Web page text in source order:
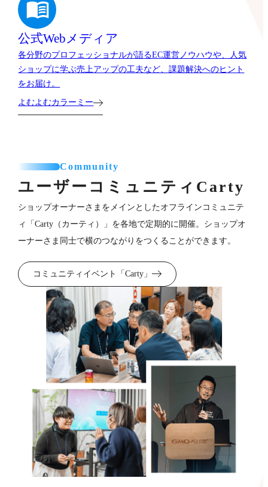
公式Webメディア
各分野のプロフェッショナルが語るEC運営ノウハウや、人気
ショップに学ぶ売上アップの工夫など、課題解決へのヒント
をお届け。
よむよむカラーミー
Community
ユーザーコミュニティ Carty
ショップオーナーさまをメインとしたオフラインコミュニテ
ィ「Carty（カーティ）」を各地で定期的に開催。ショップオ
ーナーさま同士で横のつながりをつくることができます。
コミュニティイベント「Carty」